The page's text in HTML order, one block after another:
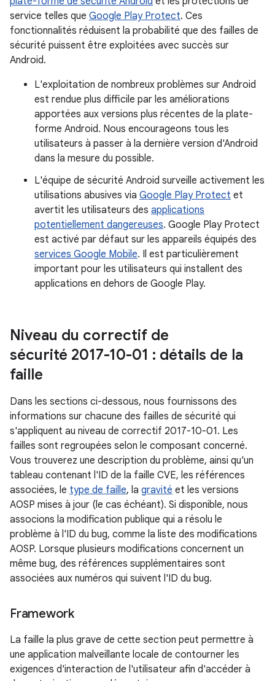
service telles que Google Play Protect. Ces
fonctionnalités réduisent la probabilité que des failles de
sécurité puissent être exploitées avec succès sur
Android.
L'exploitation de nombreux problèmes sur Android
est rendue plus difficile par les améliorations
apportées aux versions plus récentes de la plate-
forme Android. Nous encourageons tous les
utilisateurs à passer à la dernière version d'Android
dans la mesure du possible.
L'équipe de sécurité Android surveille activement les
utilisations abusives via Google Play Protect et
avertit les utilisateurs des applications
potentiellement dangereuses. Google Play Protect
est activé par défaut sur les appareils équipés des
services Google Mobile. Il est particulièrement
important pour les utilisateurs qui installent des
applications en dehors de Google Play.
Niveau du correctif de
sécurité 2017-10-01 : détails de la
faille
Dans les sections ci-dessous, nous fournissons des
informations sur chacune des failles de sécurité qui
s'appliquent au niveau de correctif 2017-10-01. Les
failles sont regroupées selon le composant concerné.
Vous trouverez une description du problème, ainsi qu'un
tableau contenant l'ID de la faille CVE, les références
associées, le type de faille, la gravité et les versions
AOSP mises à jour (le cas échéant). Si disponible, nous
associons la modification publique qui a résolu le
problème à l'ID du bug, comme la liste des modifications
AOSP. Lorsque plusieurs modifications concernent un
même bug, des références supplémentaires sont
associées aux numéros qui suivent l'ID du bug.
Framework
La faille la plus grave de cette section peut permettre à
une application malveillante locale de contourner les
exigences d'interaction de l'utilisateur afin d'accéder à